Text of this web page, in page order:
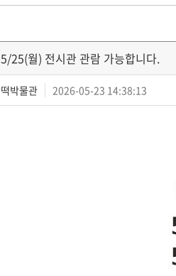
5/25(월) 전시관 관람 가능합니다.
떡박물관 2026-05-23 14:38:13